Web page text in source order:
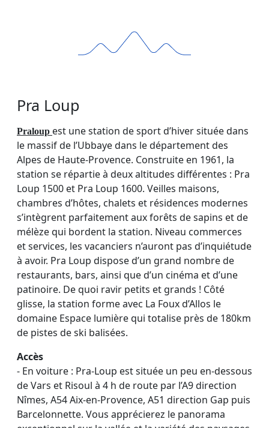
Pra Loup
Praloup est une station de sport d’hiver située dans
le massif de l’Ubbaye dans le département des
Alpes de Haute-Provence. Construite en 1961, la
station se répartie à deux altitudes différentes : Pra
Loup 1500 et Pra Loup 1600. Veilles maisons,
chambres d’hôtes, chalets et résidences modernes
s’intègrent parfaitement aux forêts de sapins et de
mélèze qui bordent la station. Niveau commerces
et services, les vacanciers n’auront pas d’inquiétude
à avoir. Pra Loup dispose d’un grand nombre de
restaurants, bars, ainsi que d’un cinéma et d’une
patinoire. De quoi ravir petits et grands ! Côté
glisse, la station forme avec La Foux d’Allos le
domaine Espace lumière qui totalise près de 180km
de pistes de ski balisées.
Accès
- En voiture : Pra-Loup est située un peu en-dessous
de Vars et Risoul à 4 h de route par l’A9 direction
Nîmes, A54 Aix-en-Provence, A51 direction Gap puis
Barcelonnette. Vous apprécierez le panorama